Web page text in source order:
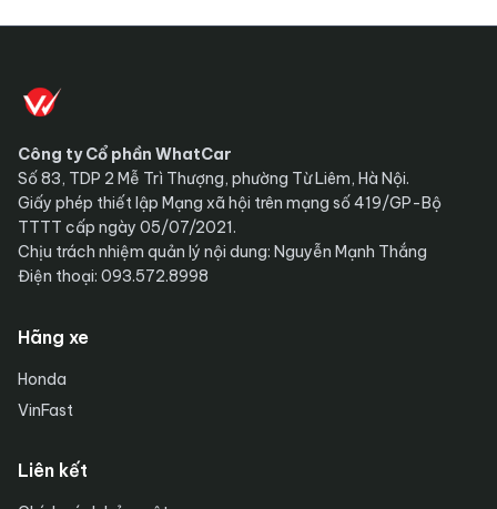
Công ty Cổ phần WhatCar
Số 83, TDP 2 Mễ Trì Thượng, phường Từ Liêm, Hà Nội.
Giấy phép thiết lập Mạng xã hội trên mạng số 419/GP-Bộ
TTTT cấp ngày 05/07/2021.
Chịu trách nhiệm quản lý nội dung: Nguyễn Mạnh Thắng
Điện thoại: 093.572.8998
Hãng xe
Honda
VinFast
Liên kết